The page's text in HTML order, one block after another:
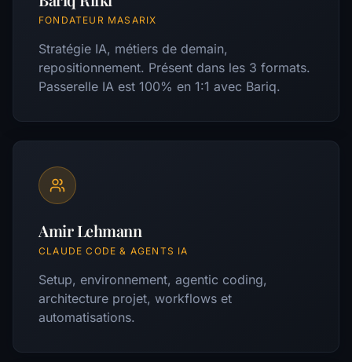
FONDATEUR MASARIX
Stratégie IA, métiers de demain,
repositionnement. Présent dans les 3 formats.
Passerelle IA est 100% en 1:1 avec Bariq.
Amir Lehmann
CLAUDE CODE & AGENTS IA
Setup, environnement, agentic coding,
architecture projet, workflows et
automatisations.